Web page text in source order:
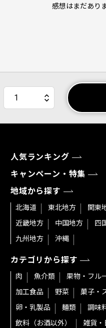
感想はまだあり
人気ランキング
キャンペーン・特集
地域から探す
北海道 東北地方 関東
近畿地方
中国地方
四
九州地方
沖縄
カテゴリから探す
肉 魚介類 果物・フル
加工食品
野菜
菓子・
卵・乳製品
麺類 調味
飲料（お酒以外）
雑貨・